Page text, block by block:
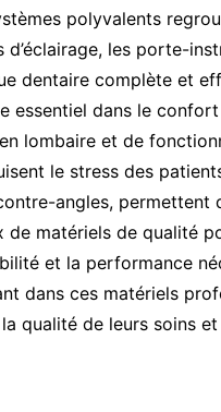
polyvalents
les porte-
dentaire complète et
essentiel dans le
lombaire et de
le stress des
angles, permettent
de matériels de qualité
et la performance
dans ces matériels
qualité de leurs soins